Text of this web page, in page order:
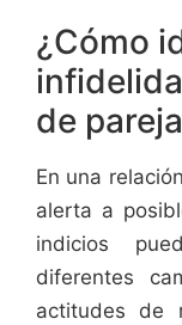
¿Cómo
de
En una
alerta a
indicios
diferentes
actitudes de